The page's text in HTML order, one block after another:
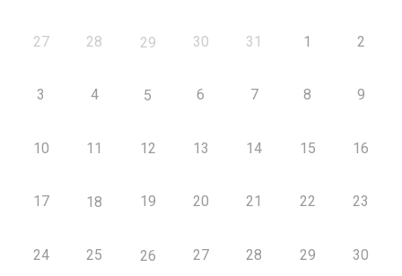
27 28 29 30 31 1 2
3 4 5 6 7 8 9
10 11 12 13 14 15 16
17 18 19 20 21 22 23
24 25 26 27 28 29 30